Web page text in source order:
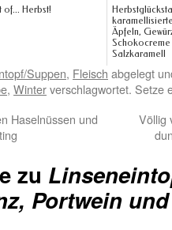
of... Herbst!
Äpfeln,
Schokocreme
Salzkaramell
Suppen, Fleisch abgelegt
, Winterverschlagwortet. Setze
Haselnüssen und
Völlig
zu
Portwein